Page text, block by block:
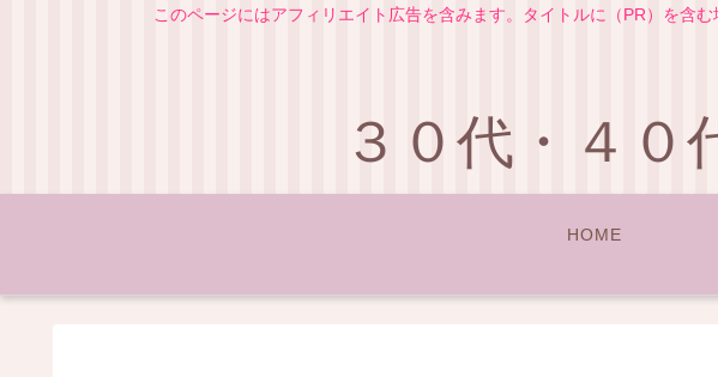
このページにはアフィリエイト広告を含みます。タイトルに（PR）を含
３０代・４０
HOME